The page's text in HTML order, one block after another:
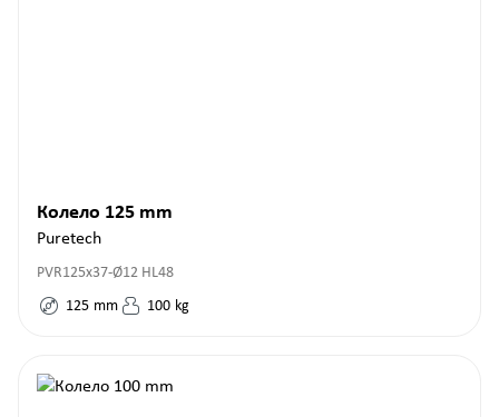
Колело 125 mm
Puretech
PVR125x37-Ø12 HL48
125 mm 100 kg